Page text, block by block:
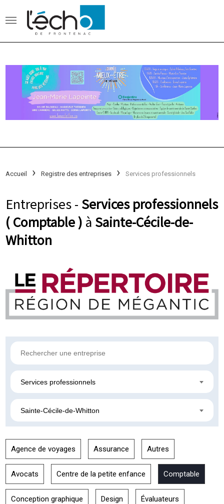
Accueil Registre des entreprises Services professionnels
Entreprises - Services professionnels
( Comptable ) à Sainte-Cécile-de-
Whitton
Services professionnels
Sainte-Cécile-de-Whitton
Agence de voyages Assurance Autres
Avocats Centre de la petite enfance Comptable
Conception graphique Design Évaluateurs